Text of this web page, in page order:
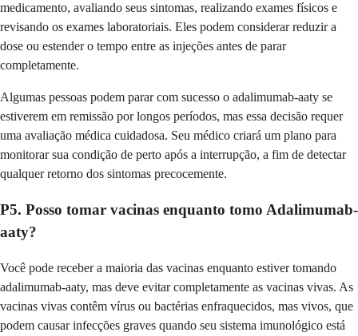
medicamento, avaliando seus sintomas, realizando exames físicos e
revisando os exames laboratoriais. Eles podem considerar reduzir a
dose ou estender o tempo entre as injeções antes de parar
completamente.
Algumas pessoas podem parar com sucesso o adalimumab-aaty se
estiverem em remissão por longos períodos, mas essa decisão requer
uma avaliação médica cuidadosa. Seu médico criará um plano para
monitorar sua condição de perto após a interrupção, a fim de detectar
qualquer retorno dos sintomas precocemente.
P5. Posso tomar vacinas enquanto tomo Adalimumab-
aaty?
Você pode receber a maioria das vacinas enquanto estiver tomando
adalimumab-aaty, mas deve evitar completamente as vacinas vivas. As
vacinas vivas contêm vírus ou bactérias enfraquecidos, mas vivos, que
podem causar infecções graves quando seu sistema imunológico está